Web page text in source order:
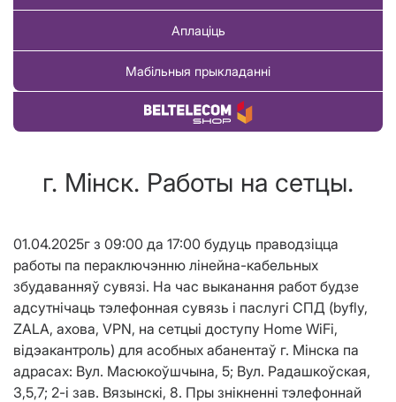
Аплаціць
Мабільныя прыкладанні
Купіць тавар
г. Мінск. Работы на сетцы.
01.04.2025г з 09:00 да 17:00 будуць праводзіцца
работы па пераключэнню лінейна-кабельных
збудаванняў сувязі. На час выканання работ будзе
адсутнічаць тэлефонная сувязь і паслугі СПД (byfly,
ZALA, ахова, VPN, на сетцыі доступу Home WiFi,
відэакантроль) для асобных абанентаў г. Мінска па
адрасах: Вул. Масюкоўшчына, 5; Вул. Радашкоўская,
3,5,7; 2-і зав. Вязынскі, 8. Пры знікненні тэлефоннай